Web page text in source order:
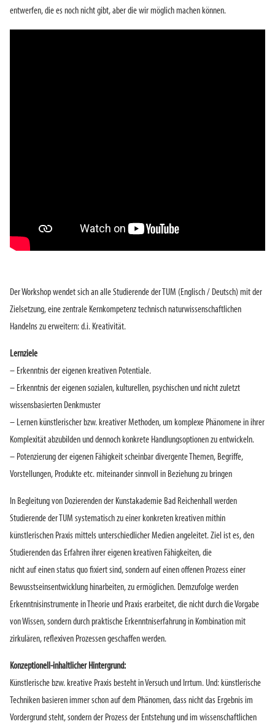
entwerfen, die es noch nicht gibt, aber die wir möglich machen können.
Der Workshop wendet sich an alle Studierende der TUM (Englisch / Deutsch) mit der
Zielsetzung, eine zentrale Kernkompetenz technisch naturwissenschaftlichen
Handelns zu erweitern: d.i. Kreativität.
Lernziele
– Erkenntnis der eigenen kreativen Potentiale.
– Erkenntnis der eigenen sozialen, kulturellen, psychischen und nicht zuletzt
wissensbasierten Denkmuster
– Lernen künstlerischer bzw. kreativer Methoden, um komplexe Phänomene in ihrer
Komplexität abzubilden und dennoch konkrete Handlungsoptionen zu entwickeln.
– Potenzierung der eigenen Fähigkeit scheinbar divergente Themen, Begriffe,
Vorstellungen, Produkte etc. miteinander sinnvoll in Beziehung zu bringen
In Begleitung von Dozierenden der Kunstakademie Bad Reichenhall werden
Studierende der TUM systematisch zu einer konkreten kreativen mithin
künstlerischen Praxis mittels unterschiedlicher Medien angeleitet. Ziel ist es, den
Studierenden das Erfahren ihrer eigenen kreativen Fähigkeiten, die
nicht auf einen status quo fixiert sind, sondern auf einen offenen Prozess einer
Bewusstseinsentwicklung hinarbeiten, zu ermöglichen. Demzufolge werden
Erkenntnisinstrumente in Theorie und Praxis erarbeitet, die nicht durch die Vorgabe
von Wissen, sondern durch praktische Erkenntniserfahrung in Kombination mit
zirkulären, reflexiven Prozessen geschaffen werden.
Konzeptionell-inhaltlicher Hintergrund:
Künstlerische bzw. kreative Praxis besteht in Versuch und Irrtum. Und: künstlerische
Techniken basieren immer schon auf dem Phänomen, dass nicht das Ergebnis im
Vordergrund steht, sondern der Prozess der Entstehung und im wissenschaftlichen